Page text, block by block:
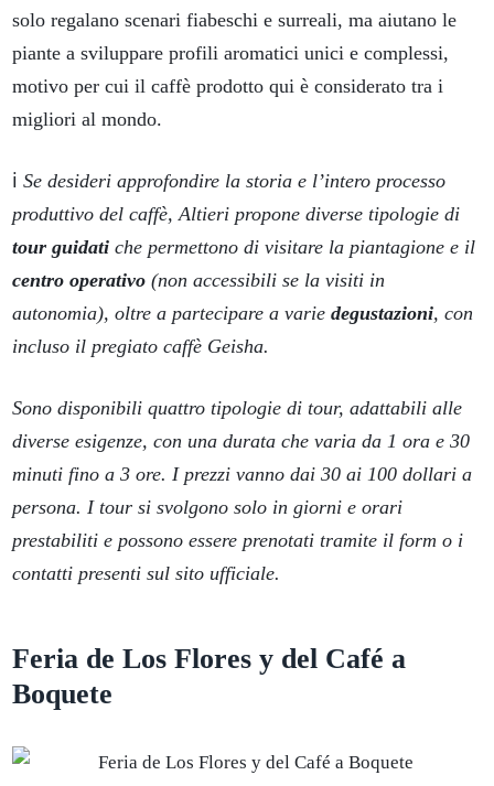
solo regalano scenari fiabeschi e surreali, ma aiutano le
piante a sviluppare profili aromatici unici e complessi,
motivo per cui il caffè prodotto qui è considerato tra i
migliori al mondo.
ℹ️ Se desideri approfondire la storia e l’intero processo
produttivo del caffè, Altieri propone diverse tipologie di
tour guidati che permettono di visitare la piantagione e il
centro operativo (non accessibili se la visiti in
autonomia), oltre a partecipare a varie degustazioni, con
incluso il pregiato caffè Geisha.
Sono disponibili quattro tipologie di tour, adattabili alle
diverse esigenze, con una durata che varia da 1 ora e 30
minuti fino a 3 ore. I prezzi vanno dai 30 ai 100 dollari a
persona. I tour si svolgono solo in giorni e orari
prestabiliti e possono essere prenotati tramite il form o i
contatti presenti sul sito ufficiale.
Feria de Los Flores y del Café a
Boquete